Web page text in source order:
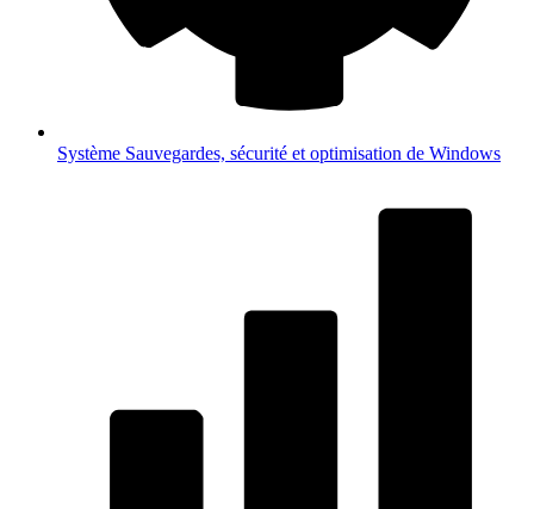
Système Sauvegardes, sécurité et optimisation de Windows